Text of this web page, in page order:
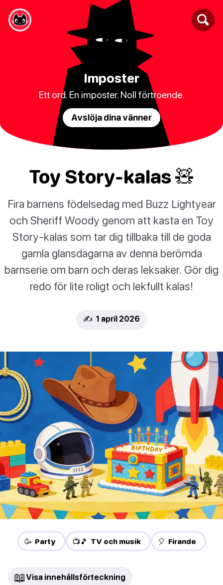
Imposter
Ett ord. En imposter. Noll förtroende.
Avslöja dina vänner
Toy Story-kalas 🧸
Fira barnens födelsedag med Buzz Lightyear
och Sheriff Woody genom att kasta en Toy
Story-kalas som tar dig tillbaka till de goda
gamla glansdagarna av denna berömda
barnserie om barn och deras leksaker. Gör dig
redo för lite roligt och lekfullt kalas!
✍️ 1 april 2026
🥳 Party 📺🎵 TV och musik 🎈 Firande
📖 Visa innehållsförteckning